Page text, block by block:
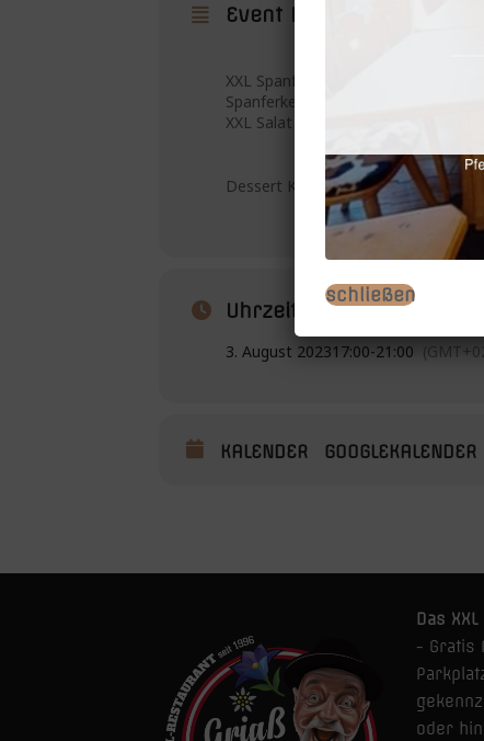
Event Details
XXL Spanferkel und Schweinder´l
Spanferkel-Schnitzel-Ripperl-
XXL Salat Buffet
Dessert Kaiserschmarren mit
Uhrzeit
3. August 202317:00-21:00
KALENDER GOOGLEKALENDER
Das
- Gratis
oder
schließen